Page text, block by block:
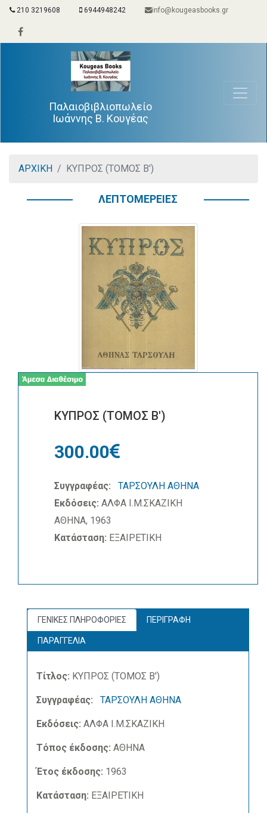
210 3219608 6944948242 info@kougeasbooks.gr
Παλαιοβιβλιοπωλείο
Ιωάννης Β. Κουγέας
ΑΡΧΙΚΗ ΚΥΠΡΟΣ (ΤΟΜΟΣ Β')
ΛΕΠΤΟΜΕΡΕΙΕΣ
ΚΥΠΡΟΣ (ΤΟΜΟΣ Β')
300.00
Συγγραφέας:
ΤΑΡΣΟΥΛΗ ΑΘΗΝΑ
Εκδόσεις: ΑΛΦΑ Ι.Μ.ΣΚΑΖΙΚΗ
ΑΘΗΝΑ, 1963
Κατάσταση: ΕΞΑΙΡΕΤΙΚΗ
ΓΕΝΙΚΕΣ ΠΛΗΡΟΦΟΡΙΕΣ ΠΕΡΙΓΡΑΦΗ
ΠΑΡΑΓΓΕΛΙΑ
Τίτλος: ΚΥΠΡΟΣ (ΤΟΜΟΣ Β')
Συγγραφέας: ΤΑΡΣΟΥΛΗ ΑΘΗΝΑ
Εκδόσεις: ΑΛΦΑ Ι.Μ.ΣΚΑΖΙΚΗ
Τόπος έκδοσης: ΑΘΗΝΑ
Έτος έκδοσης: 1963
Κατάσταση: ΕΞΑΙΡΕΤΙΚΗ